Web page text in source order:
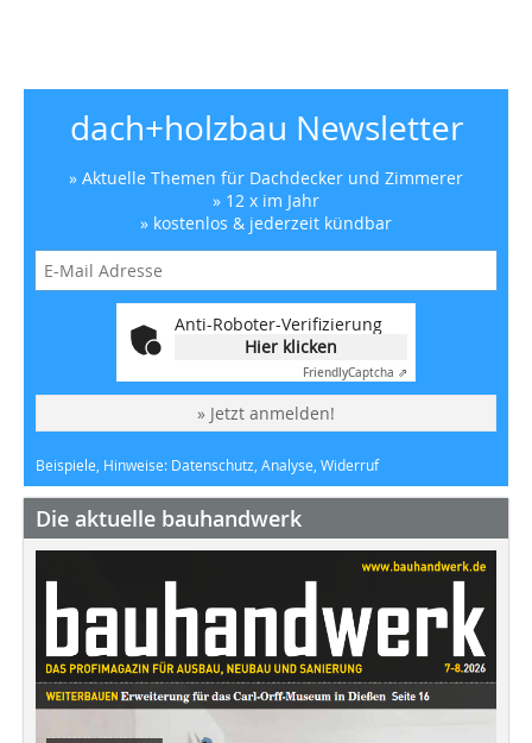
dach+holzbau Newsletter
» Aktuelle Themen für Dachdecker und Zimmerer
» 12 x im Jahr
» kostenlos & jederzeit kündbar
Anti-Roboter-Verifizierung
Hier klicken
FriendlyCaptcha ⇗
» Jetzt anmelden!
Beispiele, Hinweise: Datenschutz, Analyse, Widerruf
Die aktuelle bauhandwerk